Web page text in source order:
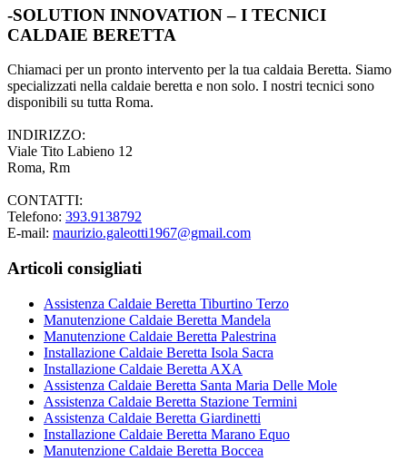
-SOLUTION INNOVATION – I TECNICI
CALDAIE BERETTA
Chiamaci per un pronto intervento per la tua caldaia Beretta. Siamo
specializzati nella caldaie beretta e non solo. I nostri tecnici sono
disponibili su tutta Roma.
INDIRIZZO:
Viale Tito Labieno 12
Roma, Rm
CONTATTI:
Telefono: 393.9138792
E-mail: maurizio.galeotti1967@gmail.com
Articoli consigliati
Assistenza Caldaie Beretta Tiburtino Terzo
Manutenzione Caldaie Beretta Mandela
Manutenzione Caldaie Beretta Palestrina
Installazione Caldaie Beretta Isola Sacra
Installazione Caldaie Beretta AXA
Assistenza Caldaie Beretta Santa Maria Delle Mole
Assistenza Caldaie Beretta Stazione Termini
Assistenza Caldaie Beretta Giardinetti
Installazione Caldaie Beretta Marano Equo
Manutenzione Caldaie Beretta Boccea